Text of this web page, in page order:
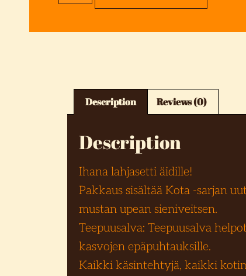
Description Reviews (0)
Description
Ihana lahjasetti äidille!
Pakkaus sisältää Kota -sarjan
mustan upean sieniveitsen.
Teepuusalva: Teepuusalva
kasvojen epäpuhtauksille.
Kaikki käsintehtyjä, kaikki